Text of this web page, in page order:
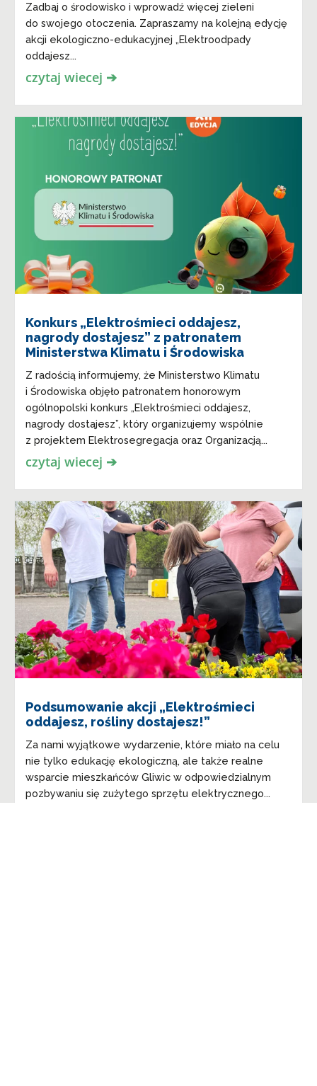
Zadbaj o środowisko i wprowadź więcej zieleni
do swojego otoczenia. Zapraszamy na kolejną edycję
akcji ekologiczno-edukacyjnej „Elektroodpady
oddajesz...
czytaj wiecej ➔
Konkurs „Elektrośmieci oddajesz,
nagrody dostajesz” z patronatem
Ministerstwa Klimatu i Środowiska
Z radością informujemy, że Ministerstwo Klimatu
i Środowiska objęło patronatem honorowym
ogólnopolski konkurs „Elektrośmieci oddajesz,
nagrody dostajesz”, który organizujemy wspólnie
z projektem Elektrosegregacja oraz Organizacją...
czytaj wiecej ➔
Podsumowanie akcji „Elektrośmieci
oddajesz, rośliny dostajesz!”
Za nami wyjątkowe wydarzenie, które miało na celu
nie tylko edukację ekologiczną, ale także realne
wsparcie mieszkańców Gliwic w odpowiedzialnym
pozbywaniu się zużytego sprzętu elektrycznego...